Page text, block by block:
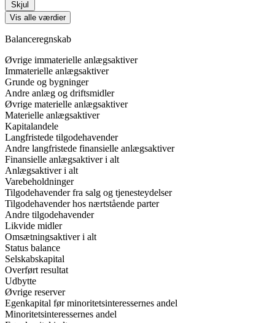
Skjul
Vis alle værdier
Balanceregnskab
Øvrige immaterielle anlægsaktiver
Immaterielle anlægsaktiver
Grunde og bygninger
Andre anlæg og driftsmidler
Øvrige materielle anlægsaktiver
Materielle anlægsaktiver
Kapitalandele
Langfristede tilgodehavender
Andre langfristede finansielle anlægsaktiver
Finansielle anlægsaktiver i alt
Anlægsaktiver i alt
Varebeholdninger
Tilgodehavender fra salg og tjenesteydelser
Tilgodehavender hos nærtstående parter
Andre tilgodehavender
Likvide midler
Omsætningsaktiver i alt
Status balance
Selskabskapital
Overført resultat
Udbytte
Øvrige reserver
Egenkapital før minoritetsinteressernes andel
Minoritetsinteressernes andel